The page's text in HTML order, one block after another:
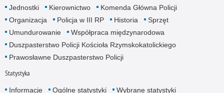
Jednostki Kierownictwo
Komenda Główna Policji
Organizacja
Policja w III RP Historia
Sprzęt
Umundurowanie
Współpraca międzynarodowa
Duszpasterstwo Policji Kościoła Rzymskokatolickiego
Prawosławne Duszpasterstwo Policji
Statystyka
Informacje Ogólne statystyki
Wybrane statystyki